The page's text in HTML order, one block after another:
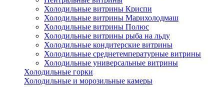
Холодильные витрины Криспи
Холодильные витрины Марихолодмаш
Холодильные витрины Полюс
Холодильные витрины рыба на льду
Холодильные кондитерские витрины
Холодильные среднетемпературные витрины
Холодильные универсальные витрины
Холодильные горки
Холодильные и морозильные камеры